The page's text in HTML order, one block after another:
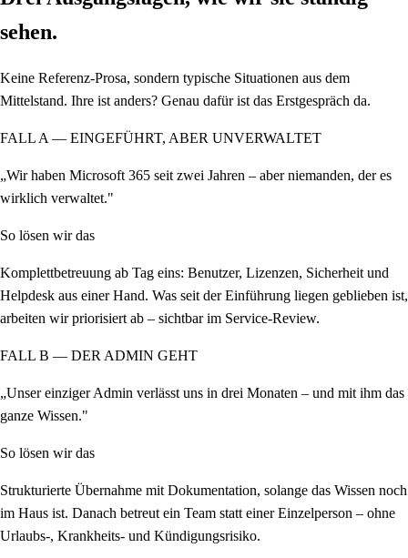
sehen.
Keine Referenz-Prosa, sondern typische Situationen aus dem
Mittelstand. Ihre ist anders? Genau dafür ist das Erstgespräch da.
FALL A — EINGEFÜHRT, ABER UNVERWALTET
„Wir haben Microsoft 365 seit zwei Jahren – aber niemanden, der es
wirklich verwaltet."
So lösen wir das
Komplettbetreuung ab Tag eins: Benutzer, Lizenzen, Sicherheit und
Helpdesk aus einer Hand. Was seit der Einführung liegen geblieben ist,
arbeiten wir priorisiert ab – sichtbar im Service-Review.
FALL B — DER ADMIN GEHT
„Unser einziger Admin verlässt uns in drei Monaten – und mit ihm das
ganze Wissen."
So lösen wir das
Strukturierte Übernahme mit Dokumentation, solange das Wissen noch
im Haus ist. Danach betreut ein Team statt einer Einzelperson – ohne
Urlaubs-, Krankheits- und Kündigungsrisiko.